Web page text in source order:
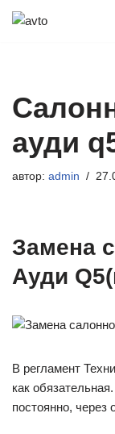
ауди
автор: admin
Замена
Ауди
В регламент
как
постоянно,